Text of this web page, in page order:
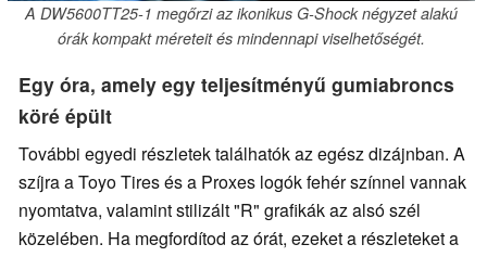
A DW5600TT25-1 megőrzi az ikonikus G-Shock négyzet alakú
órák kompakt méreteit és mindennapi viselhetőségét.
Egy óra, amely egy teljesítményű gumiabroncs
köré épült
További egyedi részletek találhatók az egész dizájnban. A
szíjra a Toyo Tires és a Proxes logók fehér színnel vannak
nyomtatva, valamint stilizált "R" grafikák az alsó szél
közelében. Ha megfordítod az órát, ezeket a részleteket a